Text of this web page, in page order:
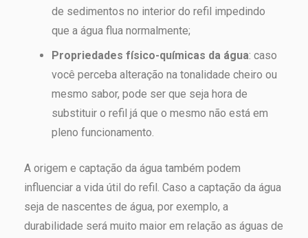
de sedimentos no interior do refil impedindo
que a água flua normalmente;
Propriedades físico-químicas da água: caso
você perceba alteração na tonalidade cheiro ou
mesmo sabor, pode ser que seja hora de
substituir o refil já que o mesmo não está em
pleno funcionamento.
A origem e captação da água também podem
influenciar a vida útil do refil. Caso a captação da água
seja de nascentes de água, por exemplo, a
durabilidade será muito maior em relação as águas de